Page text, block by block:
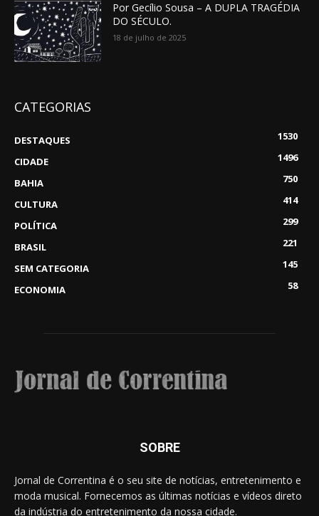
Por Gecílio Sousa – A DUPLA TRAGÉDIA
DO SÉCULO.
18 de julho de 2025
CATEGORIAS
DESTAQUES
1530
CIDADE
1496
BAHIA
750
CULTURA
414
POLÍTICA
299
BRASIL
221
SEM CATEGORIA
145
ECONOMIA
58
SOBRE
Jornal de Correntina é o seu site de notícias, entretenimento e
moda musical. Fornecemos as últimas notícias e vídeos direto
da indústria do entretenimento da nossa cidade.